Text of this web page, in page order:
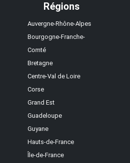
Régions
Auvergne-Rhône-Alpes
Bourgogne-Franche-
Comté
Bretagne
Centre-Val de Loire
Corse
Grand Est
Guadeloupe
Guyane
Hauts-de-France
Île-de-France